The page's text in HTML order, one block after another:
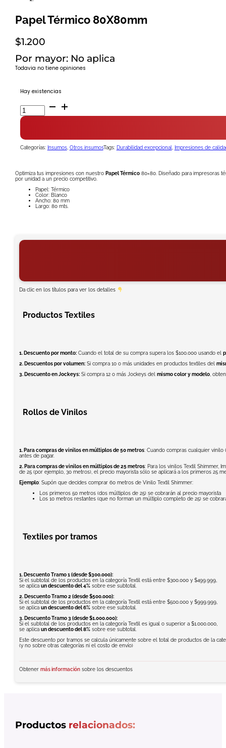
Papel Térmico 80X80mm
$1.200
Por mayor: No aplica
Todavia no tiene opiniones
Hay existencias
Papel
Térmico
80X80mm
Categorías: Insumos, Otros insumosTags: Durabilidad excepcional Impresiones de
Optimiza tus impresiones con nuestro Papel Térmico80×80. Diseñado para impresoras
por unidad a un precio competitivo.
Papel: Térmico
Color: Blanco
Ancho: 80 mm
Largo: 80 mts.
Da clic en los títulos para ver los detalles
Productos Textiles
1. Descuento por monto:Cuando el total de su compra supera los $100.000 usando el
2. Descuentos por volumen:Si compra 10 o más unidades en productos textiles del
3. Descuento en Jockeys:Si compra 12 o más Jockeys del mismo color y modelo,
Rollos de Vinilos
1. Para compras de vinilos en múltiplos de 50 metros: Cuando compras cualquier vinilo
antes de pagar.
2. Para compras de vinilos en múltiplos de 25 metros: Para los vinilos Textil Shimmer,
de 25 (por ejemplo, 30 metros), el precio mayorista sólo se aplicará a los primeros 25
Ejemplo: Supón que decides comprar 60 metros de Vinilo Textil Shimmer:
Los primeros 50 metros (dos múltiplos de 25) se cobrarán al precio mayorista
Los 10 metros restantes (que no forman un múltiplo completo de 25) se
Textiles por tramos
1. Descuento Tramo 1 (desde $300.000):
Si el subtotal de los productos en la categoría Textil está entre $300.000 y $499.999,
se aplica un descuento del 4%sobre ese subtotal.
2. Descuento Tramo 2 (desde $500.000):
Si el subtotal de los productos en la categoría Textil está entre $500.000 y $999.999,
se aplica un descuento del 6%sobre ese subtotal.
3. Descuento Tramo 3 (desde $1.000.000):
Si el subtotal de los productos en la categoría Textil es igual o superior a $1.000.000,
se aplica un descuento del 8%sobre ese subtotal.
Este descuento por tramos se calcula únicamente sobre el total de productos de la
(y no sobre otras categorías ni el costo de envío)
Obtener más informaciónsobre los descuentos
Productos relacionados: